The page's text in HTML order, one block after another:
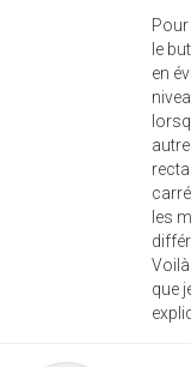
le
en
les
que